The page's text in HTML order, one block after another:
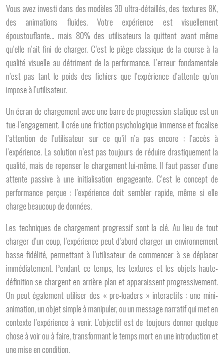
Vous avez investi dans des modèles 3D ultra-détaillés, des textures 8K,
des animations fluides. Votre expérience est visuellement
époustouflante… mais 80% des utilisateurs la quittent avant même
qu’elle n’ait fini de charger. C’est le piège classique de la course à la
qualité visuelle au détriment de la performance. L’erreur fondamentale
n’est pas tant le poids des fichiers que l’expérience d’attente qu’on
impose à l’utilisateur.
Un écran de chargement avec une barre de progression statique est un
tue-l’engagement. Il crée une friction psychologique immense et focalise
l’attention de l’utilisateur sur ce qu’il n’a pas encore : l’accès à
l’expérience. La solution n’est pas toujours de réduire drastiquement la
qualité, mais de repenser le chargement lui-même. Il faut passer d’une
attente passive à uneinitialisation engageante. C’est le concept de
performance perçue : l’expérience doit sembler rapide, même si elle
charge beaucoup de données.
Les techniques de chargement progressifsont la clé. Au lieu de tout
charger d’un coup, l’expérience peut d’abord charger un environnement
basse-fidélité, permettant à l’utilisateur de commencer à se déplacer
immédiatement. Pendant ce temps, les textures et les objets haute-
définition se chargent en arrière-plan et apparaissent progressivement.
On peut également utiliser des « pre-loaders » interactifs : une mini-
animation, un objet simple à manipuler, ou un message narratif qui met en
contexte l’expérience à venir. L’objectif est de toujours donner quelque
chose à voir ou à faire, transformant le temps mort en une introduction et
une mise en condition.